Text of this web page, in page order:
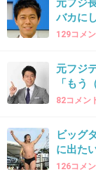
またこれ、
教祖様オーラ
結婚する前に
十分話し合っ
元フジ
バカに
129コメ
元フジ
「もう
82コメン
ビッグ
に出たい
126コメ